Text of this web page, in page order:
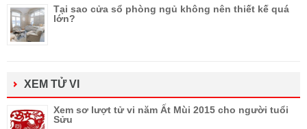
Tại sao cửa sổ phòng ngủ không nên thiết kế quá
lớn?
XEM TỬ VI
Xem sơ lượt tử vi năm Ất Mùi 2015 cho người tuổi
Sửu